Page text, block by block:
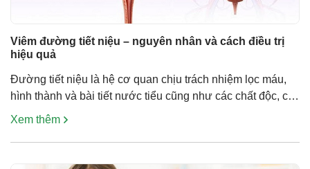
Viêm đường tiết niệu – nguyên nhân và cách điều trị
hiệu quả
Đường tiết niệu là hệ cơ quan chịu trách nhiệm lọc máu,
hình thành và bài tiết nước tiểu cũng như các chất độc, các
sản phẩm của chuyển hóa ra ngoài. Viêm đường tiết niệu
chứng nguy hiểm, nhiễm trùng huyết. Tìm […]
Xem thêm